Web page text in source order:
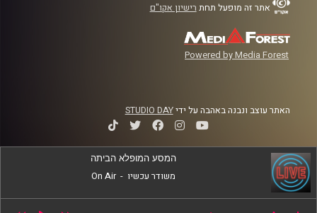
אתר זה מופעל תחת רישיון אקו"ם
Powered by Media Forest
האתר עוצב ונבנה באהבה על ידיSTUDIO DAY
המסע המופלא הביתה
משודר עכשיו -
On Air